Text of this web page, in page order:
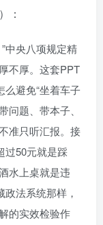
：
中央八项规定精
不厚。这套PPT
么避免“坐着车子
题、带本子、
准只听汇报。接
过50元就是踩
水上桌就是违
法系统那样，
的实效检验作